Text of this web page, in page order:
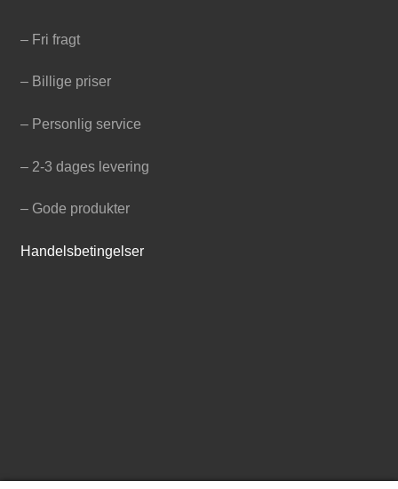
– Fri fragt
– Billige priser
– Personlig service
– 2-3 dages levering
– Gode produkter
Handelsbetingelser